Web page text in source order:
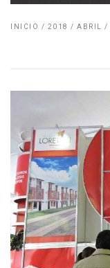
INICIO / 2018 / ABRIL /